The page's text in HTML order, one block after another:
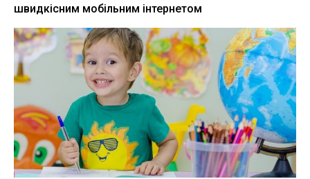
швидкісним мобільним інтернетом